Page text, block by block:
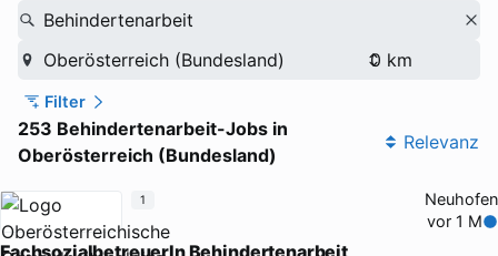
Behindertenarbeit
Oberösterreich (Bundesland)
Filter
253 Behindertenarbeit-Jobs in
Oberösterreich (Bundesland)
Relevanz
Neuhofen
vor 1 M
FachsozialbetreuerIn Behindertenarbeit
1